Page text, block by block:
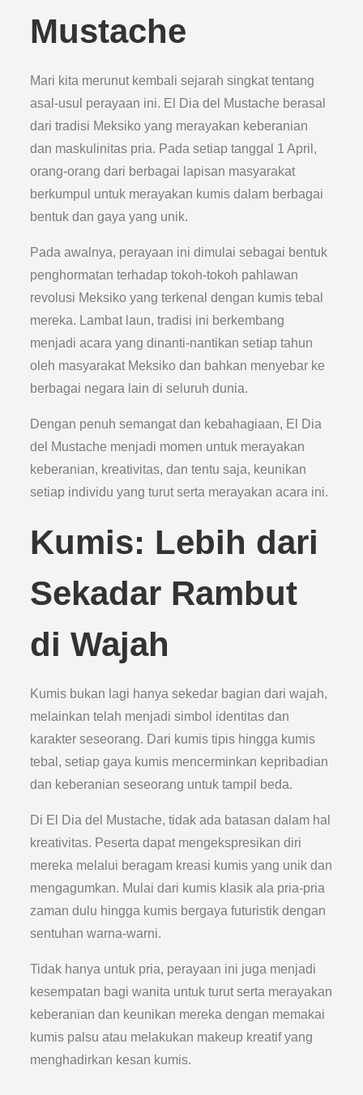
Mustache
Mari kita merunut kembali sejarah singkat tentang
asal-usul perayaan ini. El Dia del Mustache berasal
dari tradisi Meksiko yang merayakan keberanian
dan maskulinitas pria. Pada setiap tanggal 1 April,
orang-orang dari berbagai lapisan masyarakat
berkumpul untuk merayakan kumis dalam berbagai
bentuk dan gaya yang unik.
Pada awalnya, perayaan ini dimulai sebagai bentuk
penghormatan terhadap tokoh-tokoh pahlawan
revolusi Meksiko yang terkenal dengan kumis tebal
mereka. Lambat laun, tradisi ini berkembang
menjadi acara yang dinanti-nantikan setiap tahun
oleh masyarakat Meksiko dan bahkan menyebar ke
berbagai negara lain di seluruh dunia.
Dengan penuh semangat dan kebahagiaan, El Dia
del Mustache menjadi momen untuk merayakan
keberanian, kreativitas, dan tentu saja, keunikan
setiap individu yang turut serta merayakan acara ini.
Kumis: Lebih dari
Sekadar Rambut
di Wajah
Kumis bukan lagi hanya sekedar bagian dari wajah,
melainkan telah menjadi simbol identitas dan
karakter seseorang. Dari kumis tipis hingga kumis
tebal, setiap gaya kumis mencerminkan kepribadian
dan keberanian seseorang untuk tampil beda.
Di El Dia del Mustache, tidak ada batasan dalam hal
kreativitas. Peserta dapat mengekspresikan diri
mereka melalui beragam kreasi kumis yang unik dan
mengagumkan. Mulai dari kumis klasik ala pria-pria
zaman dulu hingga kumis bergaya futuristik dengan
sentuhan warna-warni.
Tidak hanya untuk pria, perayaan ini juga menjadi
kesempatan bagi wanita untuk turut serta merayakan
keberanian dan keunikan mereka dengan memakai
kumis palsu atau melakukan makeup kreatif yang
menghadirkan kesan kumis.